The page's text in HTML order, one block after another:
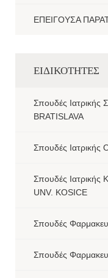
ΕΠΕΙΓΟΥΣΑ
ΕΙΔΙΚΟΤΗΤΕΣ
Σπουδές Ιατρικής
BRATISLAVA
Σπουδές Ιατρικής
Σπουδές
UNV. KOSICE
Σπουδές
Σπουδές